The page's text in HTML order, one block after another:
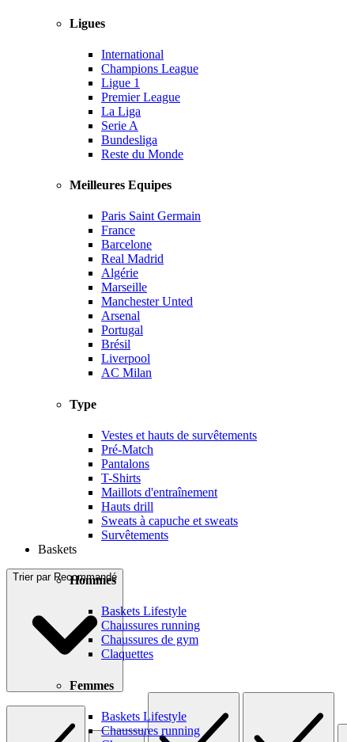
Ligues
International
Champions League
Ligue 1
Premier League
La Liga
Serie A
Bundesliga
Reste du Monde
Meilleures Equipes
Paris Saint Germain
France
Barcelone
Real Madrid
Algérie
Marseille
Manchester Unted
Arsenal
Portugal
Brésil
Liverpool
AC Milan
Type
Vestes et hauts de survêtements
Pré-Match
Pantalons
T-Shirts
Maillots d'entraînement
Hauts drill
Sweats à capuche et sweats
Survêtements
Baskets
Hommes
Baskets Lifestyle
Chaussures running
Chaussures de gym
Claquettes
Femmes
Baskets Lifestyle
Chaussures running
Trier par Recommandé